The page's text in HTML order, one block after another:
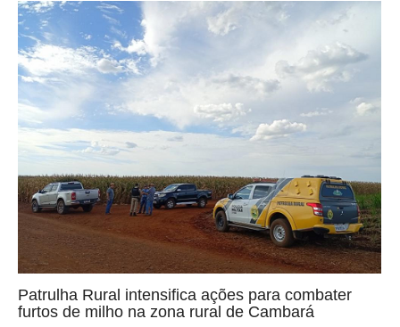
Patrulha Rural intensifica ações para combater
furtos de milho na zona rural de Cambará